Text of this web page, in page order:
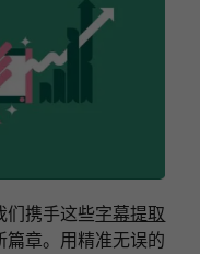
们携手这些字幕提取
篇章。用精准无误的